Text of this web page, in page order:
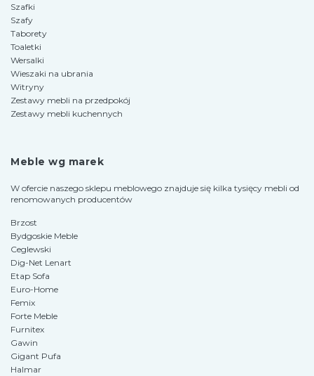
Szafki
Szafy
Taborety
Toaletki
Wersalki
Wieszaki na ubrania
Witryny
Zestawy mebli na przedpokój
Zestawy mebli kuchennych
Meble wg marek
W ofercie naszego sklepu meblowego znajduje się kilka tysięcy mebli od
renomowanych producentów
Brzost
Bydgoskie Meble
Ceglewski
Dig-Net Lenart
Etap Sofa
Euro-Home
Femix
Forte Meble
Furnitex
Gawin
Gigant Pufa
Halmar